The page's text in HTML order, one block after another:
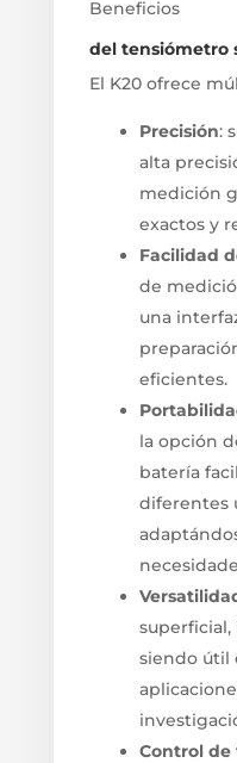
Beneficios
del tensiómetro
El K20 ofrece
Precisión:
alta
medición
exactos y
Facilidad
de
una
eficientes.
la opción
batería
diferentes
siendo útil
Control